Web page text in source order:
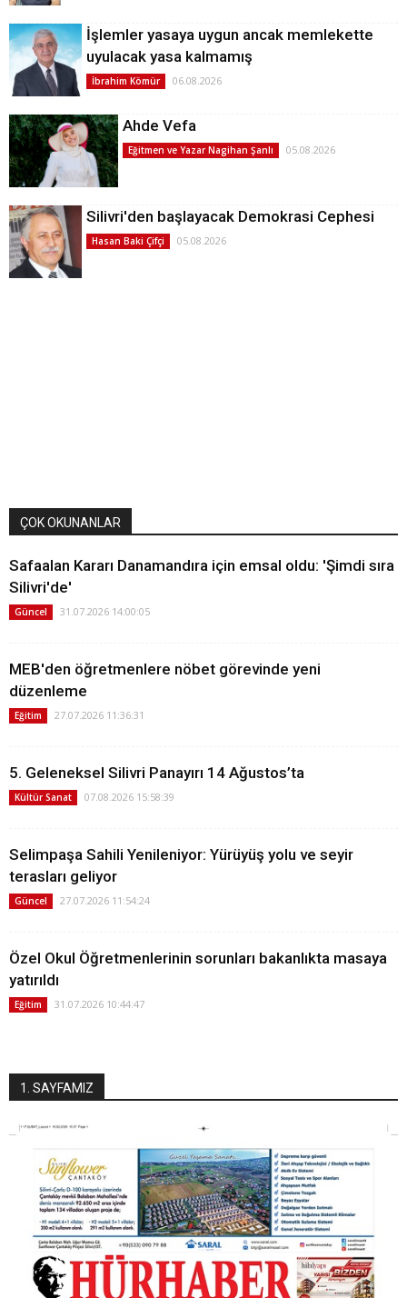
İşlemler yasaya uygun ancak memlekette
uyulacak yasa kalmamış
İbrahim Kömür 06.08.2026
Ahde Vefa
Eğitmen ve Yazar Nagihan Şanlı 05.08.2026
Silivri'den başlayacak Demokrasi Cephesi
Hasan Baki Çifçi 05.08.2026
ÇOK OKUNANLAR
Safaalan Kararı Danamandıra için emsal oldu: 'Şimdi sıra
Silivri'de'
Güncel 31.07.2026 14:00:05
MEB'den öğretmenlere nöbet görevinde yeni
düzenleme
Eğitim 27.07.2026 11:36:31
5. Geleneksel Silivri Panayırı 14 Ağustos’ta
Kültür Sanat 07.08.2026 15:58:39
Selimpaşa Sahili Yenileniyor: Yürüyüş yolu ve seyir
terasları geliyor
Güncel 27.07.2026 11:54:24
Özel Okul Öğretmenlerinin sorunları bakanlıkta masaya
yatırıldı
Eğitim 31.07.2026 10:44:47
1. SAYFAMIZ